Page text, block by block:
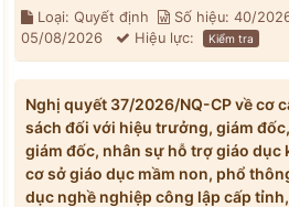
Loại: Quyết định Số hiệu: 40/
05/08/2026
Hiệu lực: Kiểm tra
Nghị quyết 37/2026/NQ-CP về cơ
sách đối với hiệu trưởng, giám
giám đốc, nhân sự hỗ trợ giáo dục
cơ sở giáo dục mầm non, phổ
dục nghề nghiệp công lập cấp